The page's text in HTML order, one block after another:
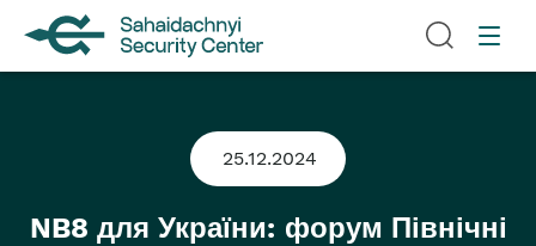
25.12.2024
NB8 для України: форум Північні